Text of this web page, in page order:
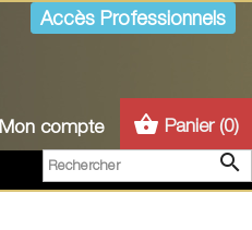
Accès Professionnels
Mon compte shopping_basket Panier (0)
